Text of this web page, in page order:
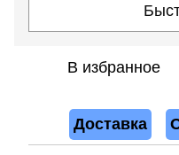
В избранное
Доставка